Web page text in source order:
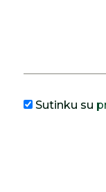
Sutinku su